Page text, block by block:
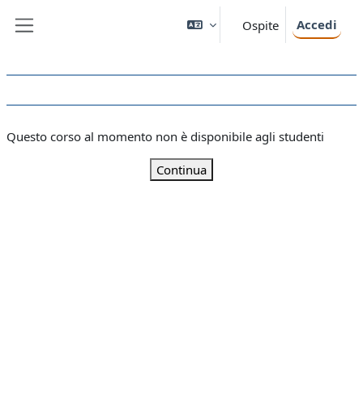
Ospite Accedi
Questo corso al momento non è disponibile agli studenti
Continua